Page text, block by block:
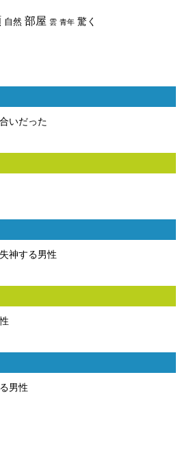
自然 部屋 雲 青年 驚く
いだった
神する男性
男性